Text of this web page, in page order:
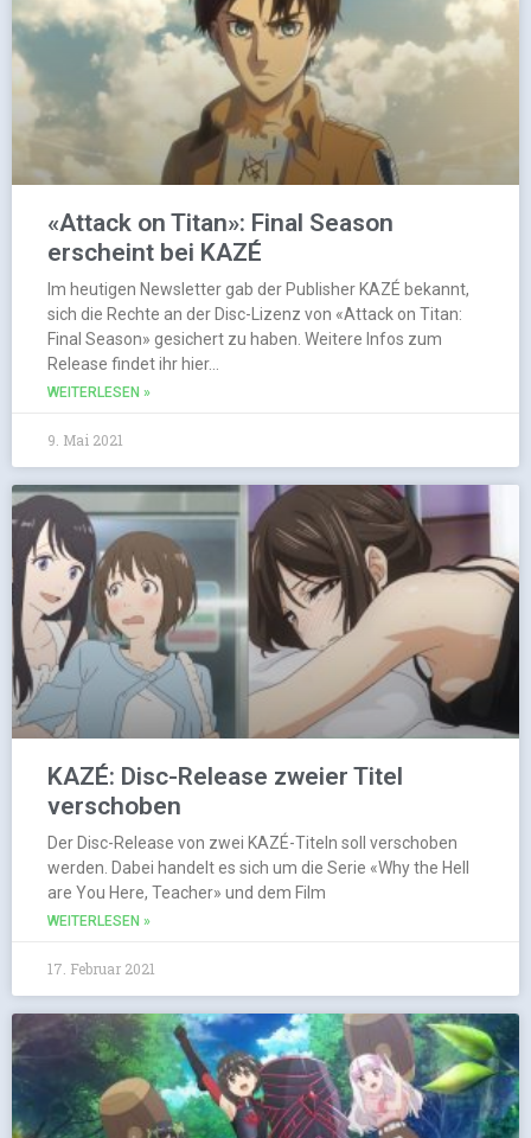
«Attack on Titan»: Final Season
erscheint bei KAZÉ
Im heutigen Newsletter gab der Publisher KAZÉ bekannt,
sich die Rechte an der Disc-Lizenz von «Attack on Titan:
Final Season» gesichert zu haben. Weitere Infos zum
Release findet ihr hier…
WEITERLESEN »
9. Mai 2021
KAZÉ: Disc-Release zweier Titel
verschoben
Der Disc-Release von zwei KAZÉ-Titeln soll verschoben
werden. Dabei handelt es sich um die Serie «Why the Hell
are You Here, Teacher» und dem Film
WEITERLESEN »
17. Februar 2021